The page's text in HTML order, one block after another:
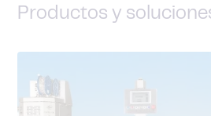
Productos y